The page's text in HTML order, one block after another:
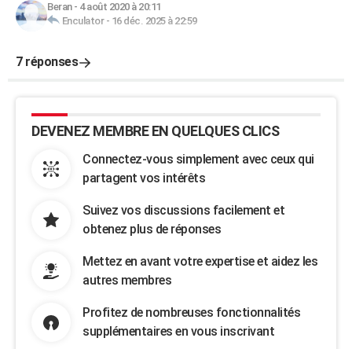
Beran- 4 août 2020 à 20:11
Enculator- 16 déc. 2025 à 22:59
7 réponses
DEVENEZ MEMBRE EN QUELQUES CLICS
Connectez-vous simplement avec ceux qui
partagent vos intérêts
Suivez vos discussions facilement et
obtenez plus de réponses
Mettez en avant votre expertise et aidez les
autres membres
Profitez de nombreuses fonctionnalités
supplémentaires en vous inscrivant